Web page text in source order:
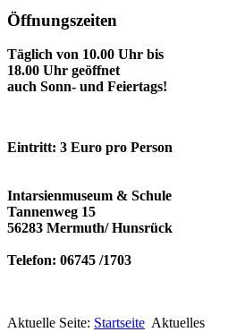
Öffnungszeiten
Täglich von 10.00 Uhr bis
18.00 Uhr geöffnet
auch Sonn- und Feiertags!
Eintritt: 3 Euro pro Person
Intarsienmuseum & Schule
Tannenweg 15
56283 Mermuth/ Hunsrück
Telefon: 06745 /1703
Aktuelle Seite: Startseite Aktuelles